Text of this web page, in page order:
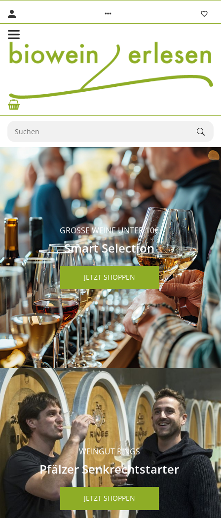
GROSSE WEINE UNTER 10€
Smart Selection
JETZT SHOPPEN
WEINGUT RINGS
Pfälzer Senkrechtstarter
JETZT SHOPPEN